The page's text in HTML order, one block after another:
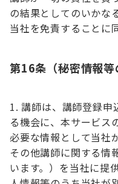
の結果としてのいかな
当社を免責することに
第16条（秘密情報等
講師は、講師登録申
る機会に、本サービス
必要な情報として当社
その他講師に関する情
います。）を当社に提